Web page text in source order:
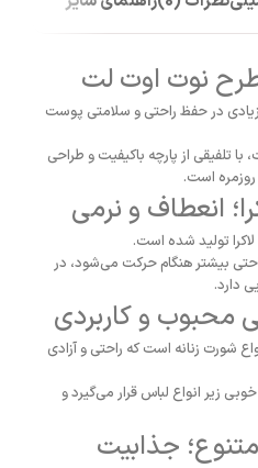
نوت اوت لت
در حفظ راحتی و سلامتی پوست
تلفیقی از پارچه باکیفیت و طراحی
روزمره است.
بیشتر هنگام حرکت می‌شود، در
دارد.
محبوب و کاربردی
شورت زنانه است که راحتی و آزادی
زیر انواع لباس قرار می‌گیرد و
جذابیت